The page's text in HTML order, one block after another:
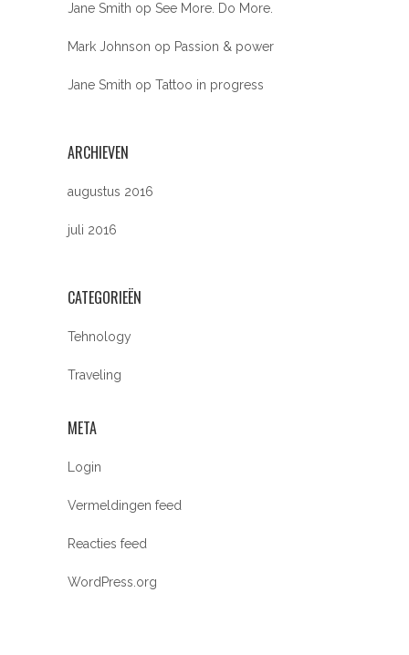
Jane Smith op See More. Do More.
Mark Johnson op Passion & power
Jane Smith op Tattoo in progress
ARCHIEVEN
augustus 2016
juli 2016
CATEGORIEËN
Tehnology
Traveling
META
Login
Vermeldingen feed
Reacties feed
WordPress.org